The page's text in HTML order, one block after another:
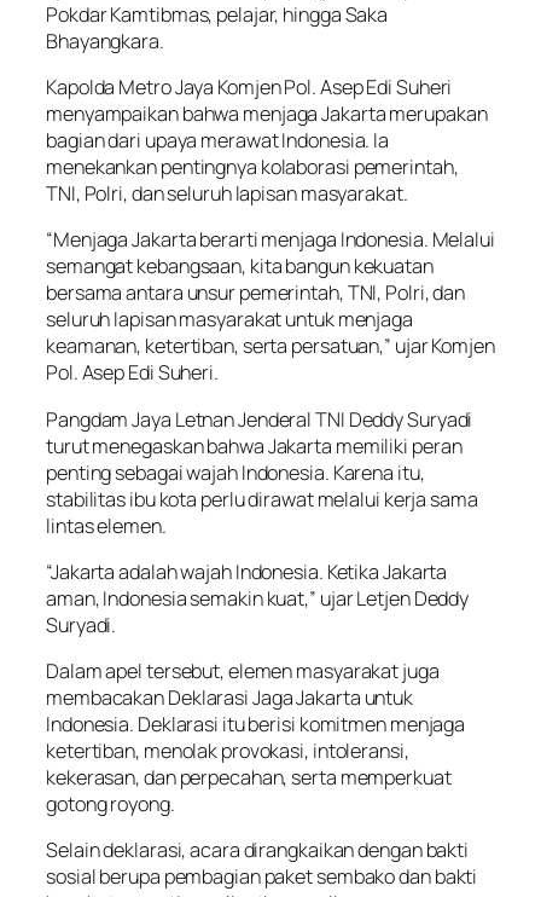
Pokdar Kamtibmas, pelajar, hingga Saka
Bhayangkara.
Kapolda Metro Jaya Komjen Pol. Asep Edi Suheri
menyampaikan bahwa menjaga Jakarta merupakan
bagian dari upaya merawat Indonesia. Ia
menekankan pentingnya kolaborasi pemerintah,
TNI, Polri, dan seluruh lapisan masyarakat.
“Menjaga Jakarta berarti menjaga Indonesia. Melalui
semangat kebangsaan, kita bangun kekuatan
bersama antara unsur pemerintah, TNI, Polri, dan
seluruh lapisan masyarakat untuk menjaga
keamanan, ketertiban, serta persatuan,” ujar Komjen
Pol. Asep Edi Suheri.
Pangdam Jaya Letnan Jenderal TNI Deddy Suryadi
turut menegaskan bahwa Jakarta memiliki peran
penting sebagai wajah Indonesia. Karena itu,
stabilitas ibu kota perlu dirawat melalui kerja sama
lintas elemen.
“Jakarta adalah wajah Indonesia. Ketika Jakarta
aman, Indonesia semakin kuat,” ujar Letjen Deddy
Suryadi.
Dalam apel tersebut, elemen masyarakat juga
membacakan Deklarasi Jaga Jakarta untuk
Indonesia. Deklarasi itu berisi komitmen menjaga
ketertiban, menolak provokasi, intoleransi,
kekerasan, dan perpecahan, serta memperkuat
gotong royong.
Selain deklarasi, acara dirangkaikan dengan bakti
sosial berupa pembagian paket sembako dan bakti